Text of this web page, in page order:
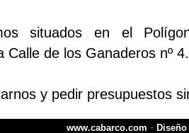
situados en el
Calle de los Ganaderos nº 4.
y pedir presupuestos
www.cabarco.com -